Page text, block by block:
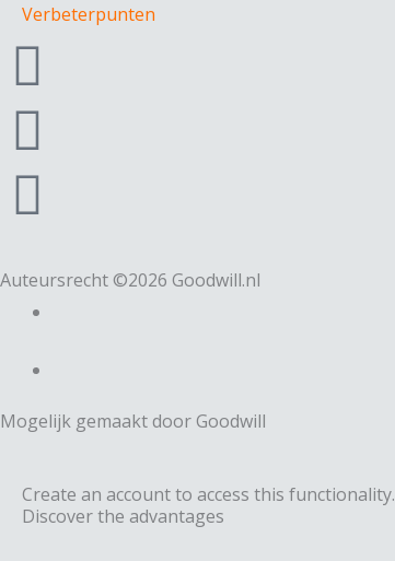
Verbeterpunten
F
a
c
e
b
o
o
k
I
n
s
t
a
g
a
L
n
k
e
d
i
Auteursrecht ©2026 Goodwill.nl
Mogelijk gemaakt door Goodwill
Create an account to access this functionality.
Discover the advantages